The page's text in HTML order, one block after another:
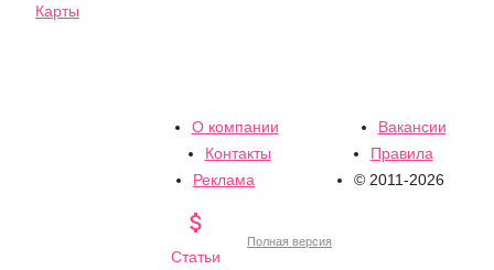
Карты
О компании
Вакансии
Контакты
Правила
Реклама
© 2011-2026

Статьи
Полная версия